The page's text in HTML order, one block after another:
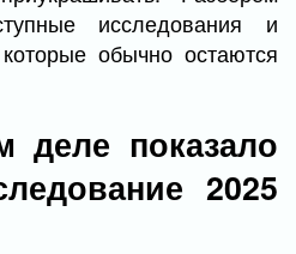
исследования и
обычно остаются
деле показало
2025